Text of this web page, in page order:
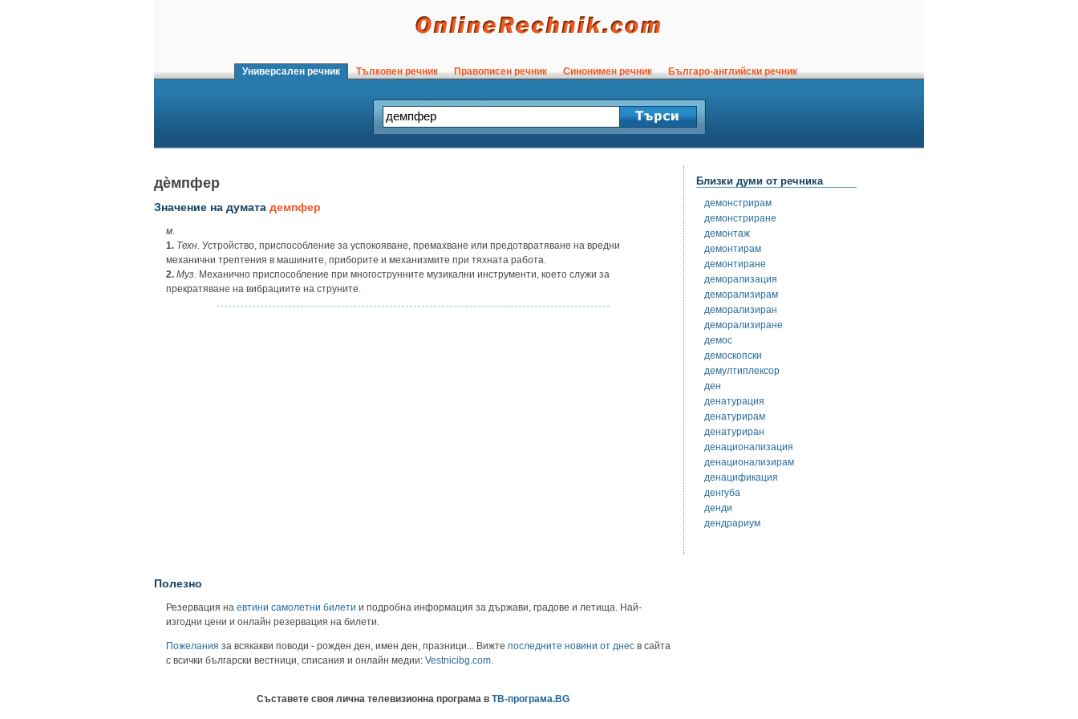
Универсален речник Тълковен речник Правописен речник Синонимен речник Българо-английски речник
дѐмпфер
Значение на думата демпфер
м.
1. Техн. Устройство, приспособление за успокояване, премахване или предотвратяване на вредни
механични трептения в машините, приборите и механизмите при тяхната работа.
2. Муз. Механично приспособление при многострунните музикални инструменти, което служи за
прекратяване на вибрациите на струните.
Полезно
Резервация на евтини самолетни билети и подробна информация за държави, градове и летища. Най-
изгодни цени и онлайн резервация на билети.
Пожелания за всякакви поводи - рожден ден, имен ден, празници... Вижте последните новини от днес в сайта
с всички български вестници, списания и онлайн медии: Vestnicibg.com
Съставете своя лична телевизионна програма в ТВ-програма.BG
Близки думи от речника
демонстрирам
демонстриране
демонтаж
демонтирам
демонтиране
деморализация
деморализирам
деморализиран
деморализиране
демос
демоскопски
демултиплексор
ден
денатурация
денатурирам
денатуриран
денационализация
денационализирам
денацификация
денгуба
денди
дендрариум